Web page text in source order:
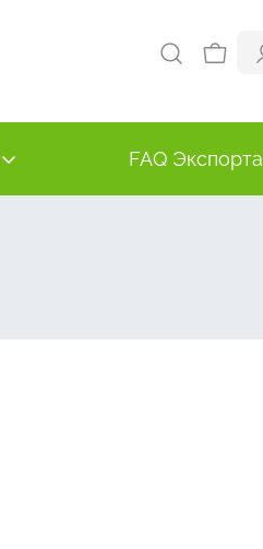
FAQ Экспорта